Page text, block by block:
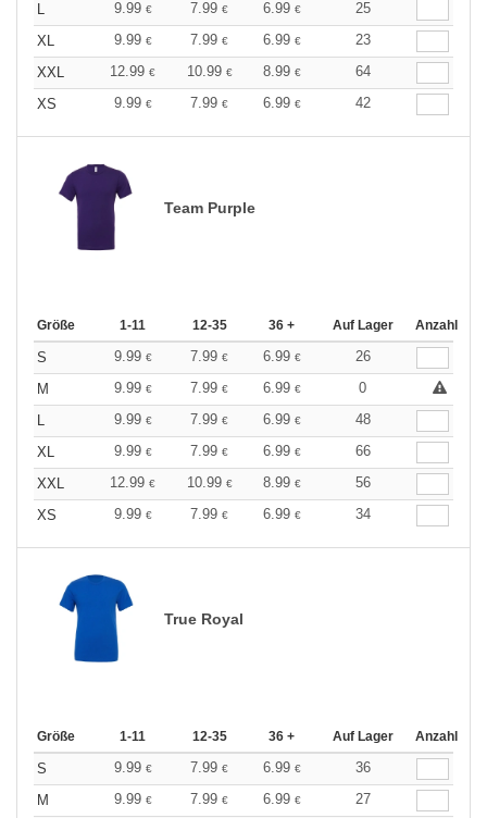
L 9.99 € 7.99 € 6.99 €
25
XL
9.99 € 7.99 € 6.99 €
23
XXL
12.99 € 10.99 € 8.99 €
64
XS
9.99 € 7.99 € 6.99 € 42
Team Purple
Größe 1-11 12-35 36 + Auf Lager Anzahl
S 9.99 € 7.99 € 6.99 €
26
M
9.99 € 7.99 € 6.99 €
0
L
9.99 € 7.99 € 6.99 €
48
XL
9.99 € 7.99 € 6.99 €
66
XXL
12.99 € 10.99 € 8.99 €
56
XS
9.99 € 7.99 € 6.99 € 34
True Royal
Größe 1-11 12-35 36 + Auf Lager Anzahl
S 9.99 € 7.99 € 6.99 €
36
M
9.99 € 7.99 € 6.99 €
27